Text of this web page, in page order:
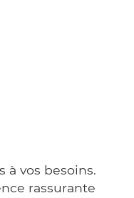
à vos besoins.
rassurante